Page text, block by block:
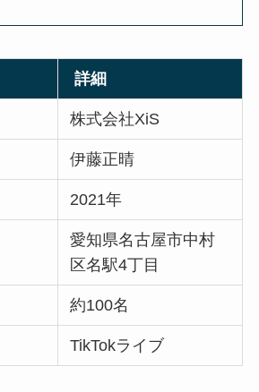
詳細
株式会社XiS
伊藤正晴
2021年
愛知県名古屋市中村
区名駅4丁目
約100名
TikTokライブ